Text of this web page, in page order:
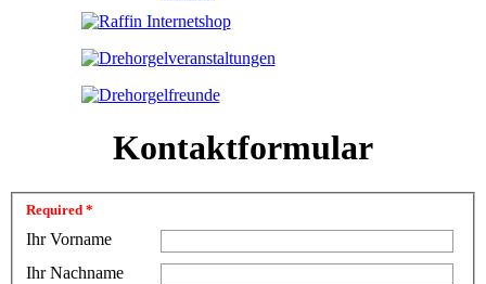
Kontaktformular
Required *
Ihr Vorname
Ihr Nachname